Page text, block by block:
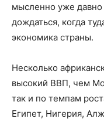
мысленно уже давно
дождаться, когда
экономика страны.
Несколько
высокий ВВП, чем
так и по темпам
Египет, Нигерия,